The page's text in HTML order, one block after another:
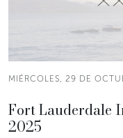
MIÉRCOLES, 29 DE
Fort Lauderdale
2025